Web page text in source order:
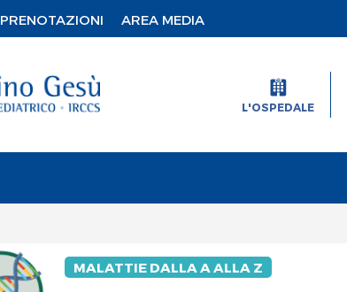
PRENOTAZIONI AREA MEDIA
L'OSPEDALE
MALATTIE DALLA A ALLA Z